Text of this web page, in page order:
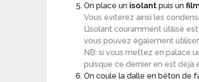
On place un isolant puis un
Vous éviterez ainsi les
L’isolant couramment utilisé
vous pouvez également
NB: si vous mettez en palace
puisque ce dernier en est déjà
On coule la dalle en béton de